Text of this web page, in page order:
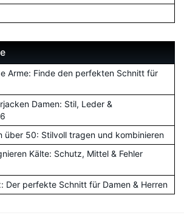
Arme: Finde den perfekten Schnitt für
Damen: Stil, Leder &
über 50: Stilvoll tragen und kombinieren
Kälte: Schutz, Mittel & Fehler
Der perfekte Schnitt für Damen & Herren